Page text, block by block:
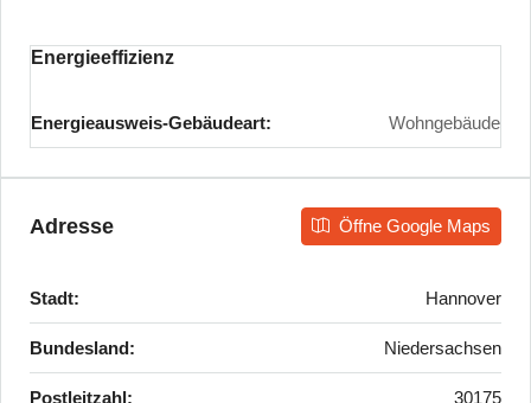
Energieeffizienz
Energieausweis-Gebäudeart: Wohngebäude
Adresse Öffne Google Maps
Stadt: Hannover
Bundesland: Niedersachsen
Postleitzahl: 30175